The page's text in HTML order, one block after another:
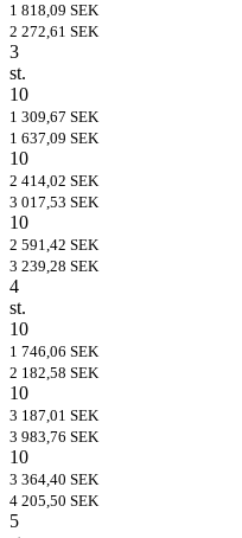
1 818,09 SEK
2 272,61 SEK
3
st.
10
1 309,67 SEK
1 637,09 SEK
10
2 414,02 SEK
3 017,53 SEK
10
2 591,42 SEK
3 239,28 SEK
4
st.
10
1 746,06 SEK
2 182,58 SEK
10
3 187,01 SEK
3 983,76 SEK
10
3 364,40 SEK
4 205,50 SEK
5